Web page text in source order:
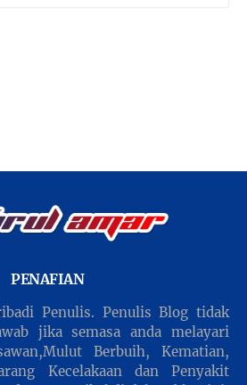
PENAFIAN
Penulis. Penulis Blog tidak
jika semasa anda melayari
Berbuih, Kematian,
Kecelakaan dan Penyakit